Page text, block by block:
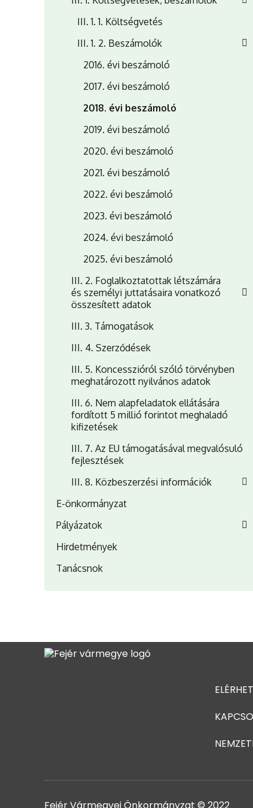
III. 1. 1. Költségvetés
III. 1. 2. Beszámolók
2016. évi beszámoló
2017. évi beszámoló
2018. évi beszámoló
2019. évi beszámoló
2020. évi beszámoló
2021. évi beszámoló
2022. évi beszámoló
2023. évi beszámoló
2024. évi beszámoló
2025. évi beszámoló
III. 2. Foglalkoztatottak létszámára
és személyi juttatásaira vonatkozó
összesített adatok
III. 3. Támogatások
III. 4. Szerződések
III. 5. Koncesszióról szóló törvényben
meghatározott nyilvános adatok
III. 6. Nem alapfeladatok ellátására
fordított 5 millió forintot meghaladó
kifizetések
III. 7. Az EU támogatásával megvalósuló
fejlesztések
III. 8. Közbeszerzési információk
E-önkormányzat
Pályázatok
Hirdetmények
Tanácsnok